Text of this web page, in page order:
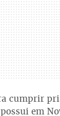
cumprir
em